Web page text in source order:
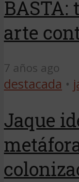
BASTA:
arte
7 años ago
destacada •
Jaque